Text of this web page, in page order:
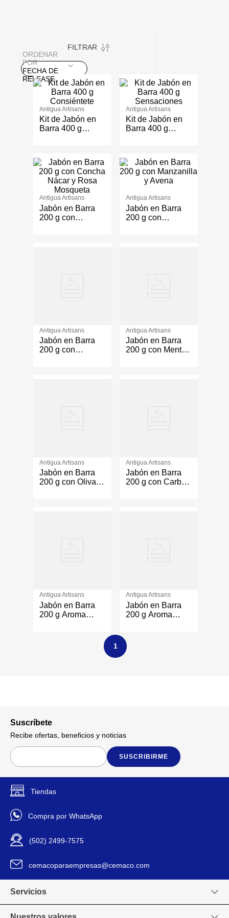
FILTRAR
ORDENAR
POR
FECHA DE
RELEASE
Antigua Artisans
Kit de Jabón en
Barra 400 g
Antigua Artisans
Kit de Jabón en
Barra 400 g
Antigua Artisans
Jabón en Barra
200 g con
Antigua Artisans
Jabón en Barra
200 g con
Antigua Artisans
Jabón en Barra
200 g con
Antigua Artisans
Jabón en Barra
200 g con Menta
Antigua Artisans
Jabón en Barra
200 g con Oliva y
Antigua Artisans
Jabón en Barra
200 g con Carbón
Antigua Artisans
Jabón en Barra
200 g Aroma
Antigua Artisans
Jabón en Barra
200 g Aroma
1
Suscríbete
Recibe ofertas, beneficios y noticias
SUSCRIBIRME
Tiendas
Compra por WhatsApp
(502) 2499-7575
cemacoparaempresas@cemaco.com
Servicios